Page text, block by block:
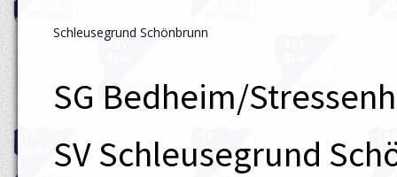
Schleusegrund Schönbrunn
SG Bedheim/
SV Schleusegrund